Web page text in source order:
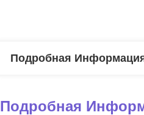
Подробная
Подробная